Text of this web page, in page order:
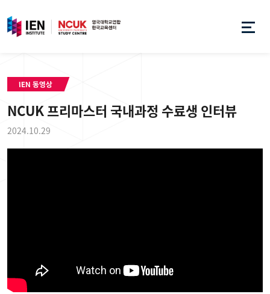
IEN 동영상
NCUK 프리마스터 국내과정 수료생 인터뷰
2024.10.29